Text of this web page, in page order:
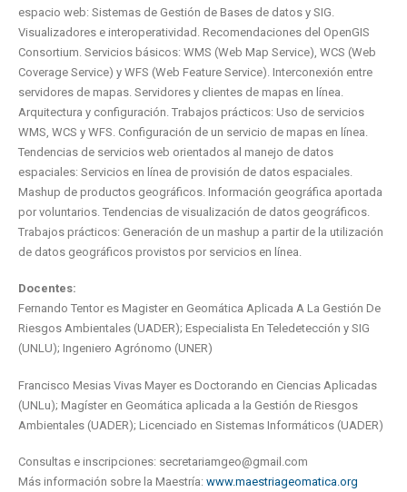
espacio web: Sistemas de Gestión de Bases de datos y SIG.
Visualizadores e interoperatividad. Recomendaciones del OpenGIS
Consortium. Servicios básicos: WMS (Web Map Service), WCS (Web
Coverage Service) y WFS (Web Feature Service). Interconexión entre
servidores de mapas. Servidores y clientes de mapas en línea.
Arquitectura y configuración. Trabajos prácticos: Uso de servicios
WMS, WCS y WFS. Configuración de un servicio de mapas en línea.
Tendencias de servicios web orientados al manejo de datos
espaciales: Servicios en línea de provisión de datos espaciales.
Mashup de productos geográficos. Información geográfica aportada
por voluntarios. Tendencias de visualización de datos geográficos.
Trabajos prácticos: Generación de un mashup a partir de la utilización
de datos geográficos provistos por servicios en línea.
Docentes:
Fernando Tentor es Magister en Geomática Aplicada A La Gestión De
Riesgos Ambientales (UADER); Especialista En Teledetección y SIG
(UNLU); Ingeniero Agrónomo (UNER)
Francisco Mesias Vivas Mayer es Doctorando en Ciencias Aplicadas
(UNLu); Magíster en Geomática aplicada a la Gestión de Riesgos
Ambientales (UADER); Licenciado en Sistemas Informáticos (UADER)
Consultas e inscripciones: secretariamgeo@gmail.com
Más información sobre la Maestría: www.maestriageomatica.org